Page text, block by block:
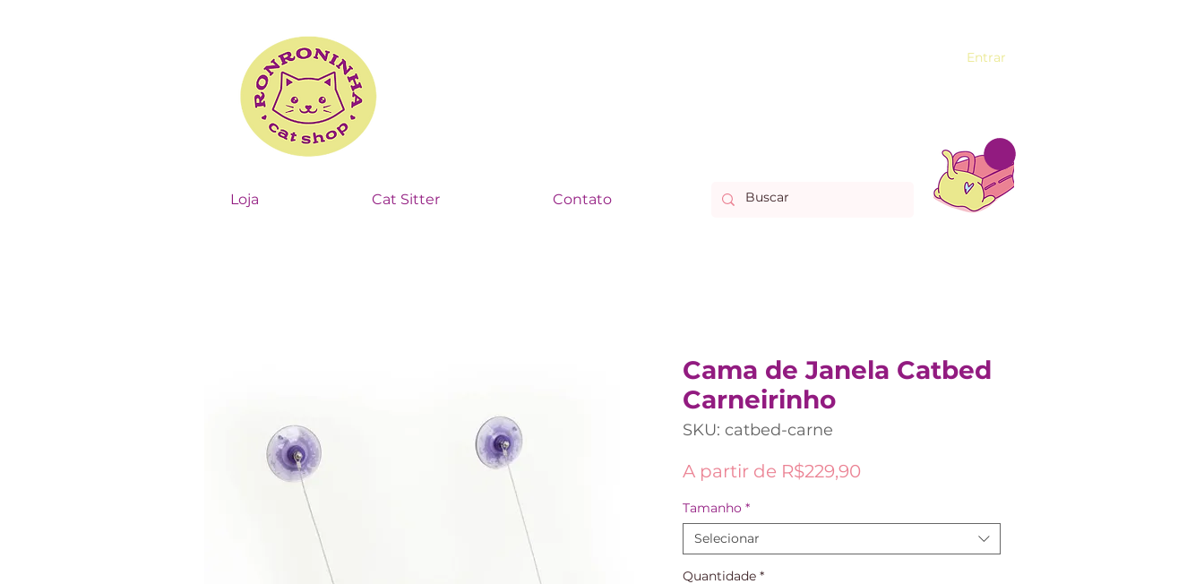
Loja Cat Sitter Contato
Entrar
Cama de Janela Catbed
Carneirinho
SKU: catbed-carne
A partir de R$229,90
Tamanho *
Selecionar
Quantidade *